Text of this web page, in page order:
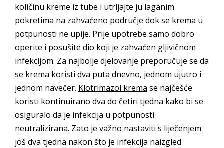
količinu kreme iz tube i utrljajte ju laganim
pokretima na zahvaćeno područje dok se krema u
potpunosti ne upije. Prije upotrebe samo dobro
operite i posušite dio koji je zahvaćen gljivičnom
infekcijom. Za najbolje djelovanje preporučuje se da
se krema koristi dva puta dnevno, jednom ujutro i
jednom navečer. Klotrimazol krema se najčešće
koristi kontinuirano dva do četiri tjedna kako bi se
osiguralo da je infekcija u potpunosti
neutralizirana. Zato je važno nastaviti s liječenjem
još dva tjedna nakon što je infekcija naizgled